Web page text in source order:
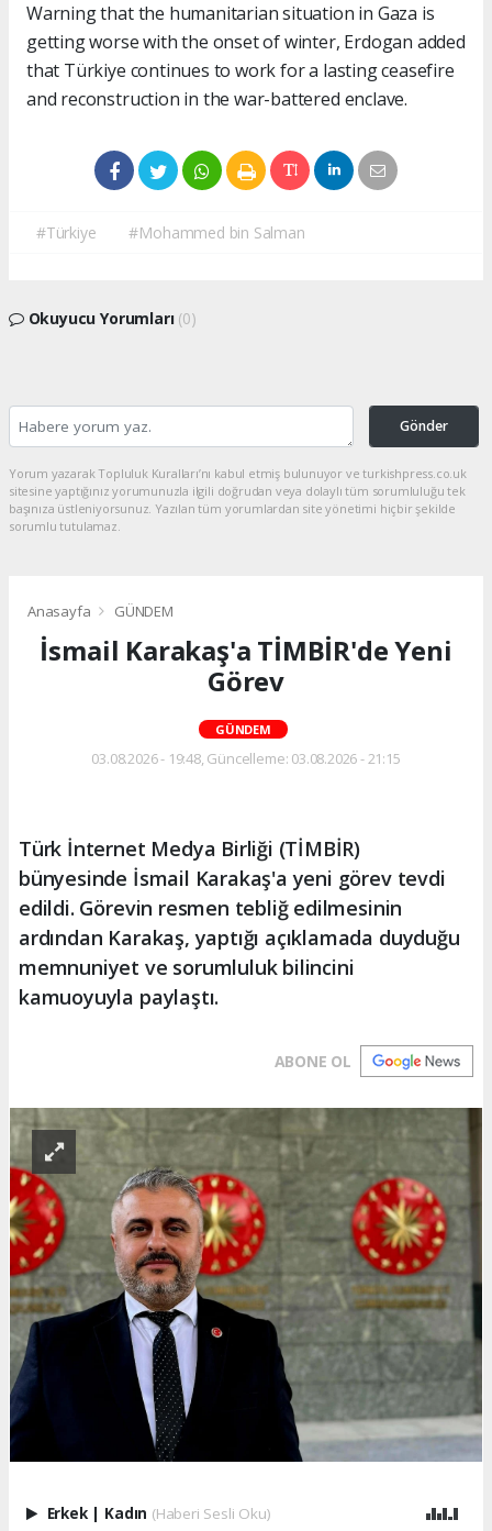
Warning that the humanitarian situation in Gaza is
getting worse with the onset of winter, Erdogan added
that Türkiye continues to work for a lasting ceasefire
and reconstruction in the war-battered enclave.
#Türkiye #Mohammed bin Salman
Okuyucu Yorumları (0)
Gönder
Yorum yazarak Topluluk Kuralları’nı kabul etmiş bulunuyor ve turkishpress.co.uk
sitesine yaptığınız yorumunuzla ilgili doğrudan veya dolaylı tüm sorumluluğu tek
başınıza üstleniyorsunuz. Yazılan tüm yorumlardan site yönetimi hiçbir şekilde
sorumlu tutulamaz.
Anasayfa GÜNDEM
İsmail Karakaş'a TİMBİR'de Yeni
Görev
GÜNDEM
03.08.2026 - 19:48, Güncelleme: 03.08.2026 - 21:15
Türk İnternet Medya Birliği (TİMBİR)
bünyesinde İsmail Karakaş'a yeni görev tevdi
edildi. Görevin resmen tebliğ edilmesinin
ardından Karakaş, yaptığı açıklamada duyduğu
memnuniyet ve sorumluluk bilincini
kamuoyuyla paylaştı.
ABONE OL
Erkek | Kadın (Haberi Sesli Oku)